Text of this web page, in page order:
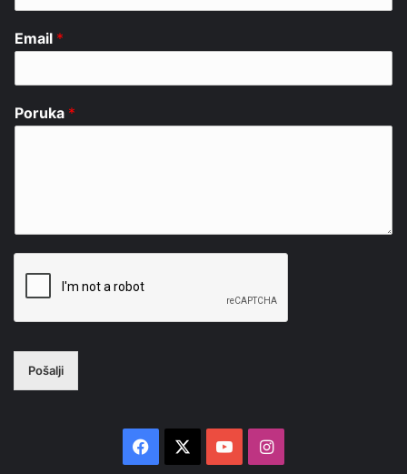
Email *
Poruka *
Pošalji
Facebook YouTubeInstagram